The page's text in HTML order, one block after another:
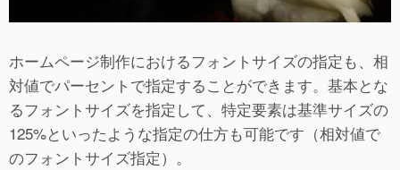
ホームページ制作におけるフォントサイズの指定も、相
対値でパーセントで指定することができます。基本とな
るフォントサイズを指定して、特定要素は基準サイズの
125%といったような指定の仕方も可能です（相対値で
のフォントサイズ指定）。